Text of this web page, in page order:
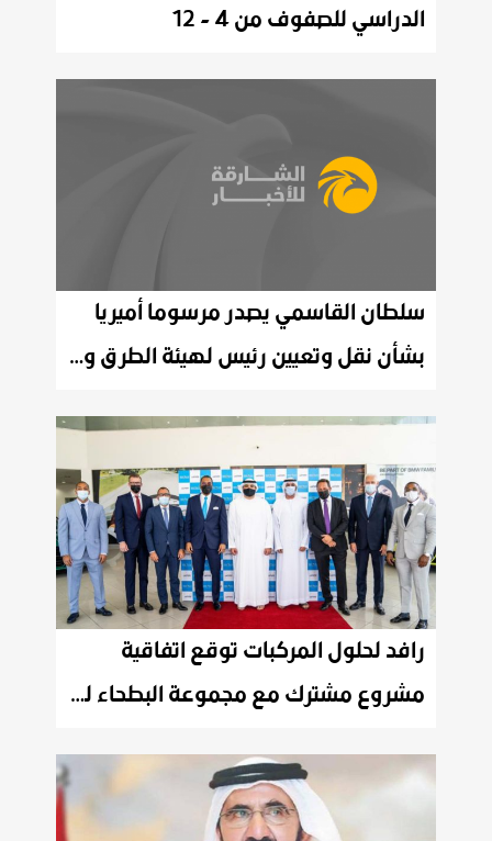
الدراسي للصفوف من 4 - 12
سلطان القاسمي يصدر مرسوما أميريا
بشأن نقل وتعيين رئيس لهيئة الطرق والمواصلات في الشارقة
رافد لحلول المركبات توقع اتفاقية
مشروع مشترك مع مجموعة البطحاء للسيارات